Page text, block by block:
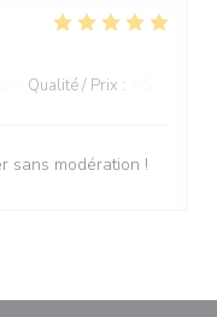
Qualité / Prix :
sans modération !